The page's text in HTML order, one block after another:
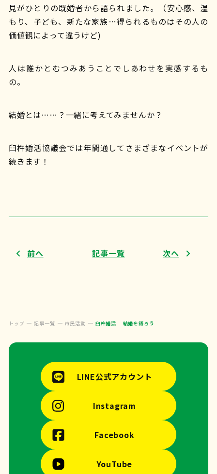
見がひとりの既婚者から語られました。（安心感、温
もり、子ども、新たな家族…得られるものはその人の
価値観によって違うけど)
人は誰かとむつみあうことでしあわせを実感するも
の。
結婚とは……？一緒に考えてみませんか？
臼杵婚活協議会では年間通してさまざまなイベントが
続きます！
前へ 記事一覧 次へ
トップ 記事一覧 市民活動 臼杵婚活 結婚を語ろう
LINE公式アカウント
Instagram
Facebook
YouTube